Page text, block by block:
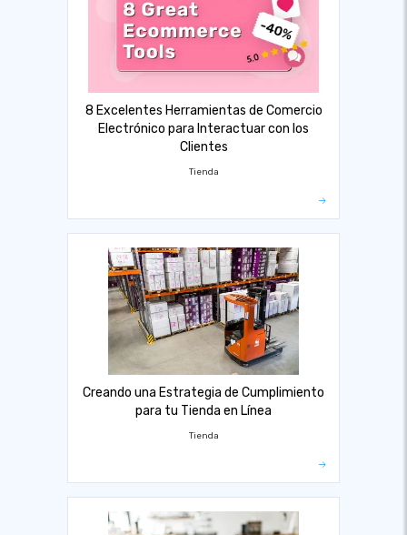
8 Excelentes Herramientas de Comercio
Electrónico para Interactuar con los
Clientes
Tienda
Creando una Estrategia de Cumplimiento
para tu Tienda en Línea
Tienda